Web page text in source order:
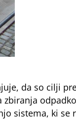
da so cilji
sistema, ki se